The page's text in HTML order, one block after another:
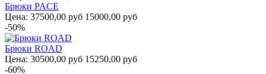
Брюки PACE
Цена: 37500,00 руб 15000,00 руб
-50%
Брюки ROAD
Цена: 30500,00 руб 15250,00 руб
-60%